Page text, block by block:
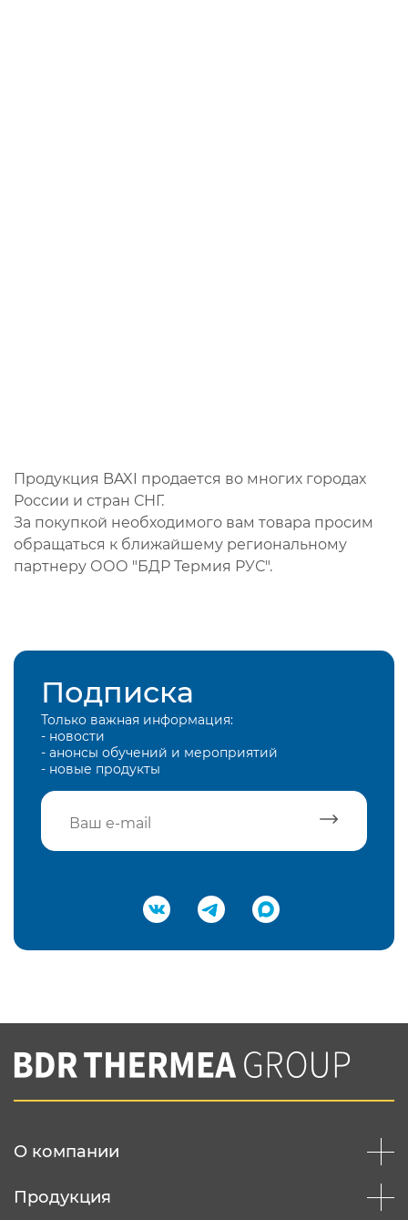
Продукция BAXI продается во многих городах
России и стран СНГ.
За покупкой необходимого вам товара просим
обращаться к ближайшему региональному
партнеру ООО "БДР Термия РУС".
Подписка
Только важная информация:
- новости
- анонсы обучений и мероприятий
- новые продукты
Подтвердить e-mail
Вы соглашаетесь с нашей политикой
конфеденциальности
О компании
Продукция